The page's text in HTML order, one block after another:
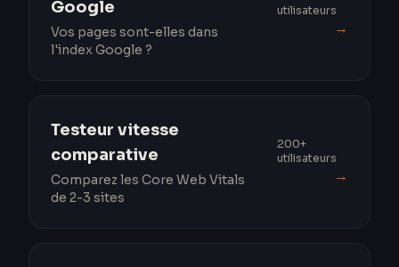
Google
Vos pages sont-elles dans
l'index Google ?
utilisateurs
→
Testeur vitesse
comparative
Comparez les Core Web Vitals
de 2-3 sites
200+
utilisateurs
→